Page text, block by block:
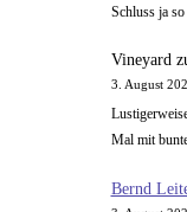
Schluss ja
Vineyard
3. August
Mal mit
Bernd